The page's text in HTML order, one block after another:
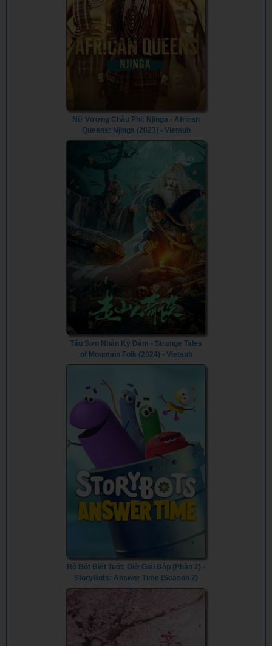
Nữ Vương Châu Phi: Njinga - African
Queens: Njinga (2023) - Vietsub
Tẩu Sơn Nhân Kỳ Đàm - Strange Tales
of Mountain Folk (2024) - Vietsub
Rô Bốt Biết Tuốt: Giờ Giải Đáp (Phần 2) -
StoryBots: Answer Time (Season 2)
(2023) - Vietsub